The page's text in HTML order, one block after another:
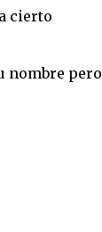
cierto
nombre pero